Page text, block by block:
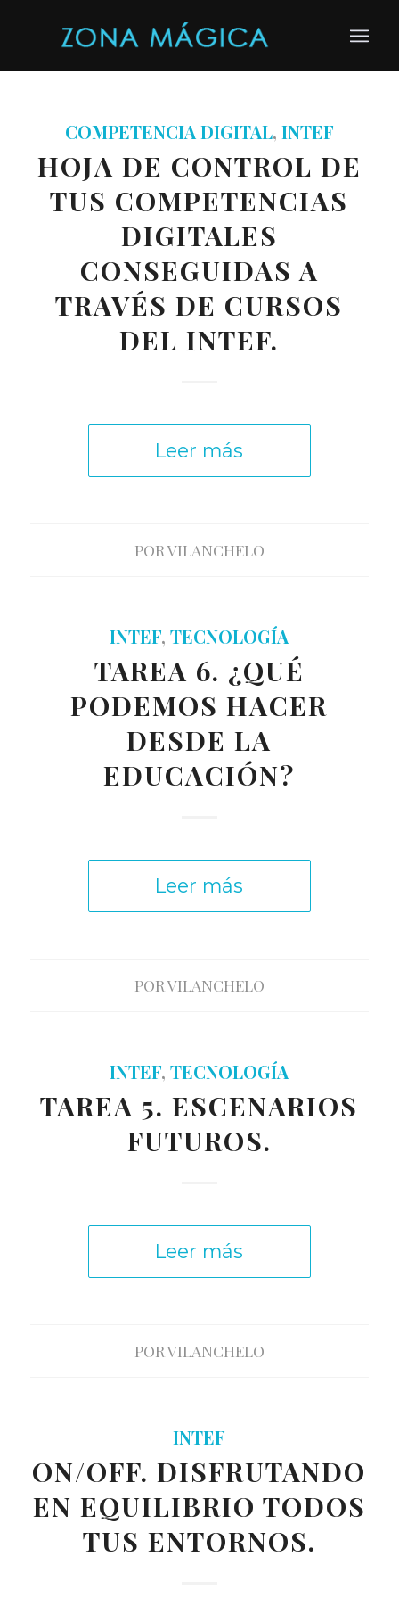
COMPETENCIA DIGITAL, INTEF
HOJA DE CONTROL DE
TUS COMPETENCIAS
DIGITALES
CONSEGUIDAS A
TRAVÉS DE CURSOS
DEL INTEF.
Leer más
PORVILANCHELO
INTEF,TECNOLOGÍA
TAREA 6. ¿QUÉ
PODEMOS HACER
DESDE LA
EDUCACIÓN?
Leer más
PORVILANCHELO
INTEF,TECNOLOGÍA
TAREA 5. ESCENARIOS
FUTUROS.
Leer más
PORVILANCHELO
INTEF
ON/OFF. DISFRUTANDO
EN EQUILIBRIO TODOS
TUS ENTORNOS.